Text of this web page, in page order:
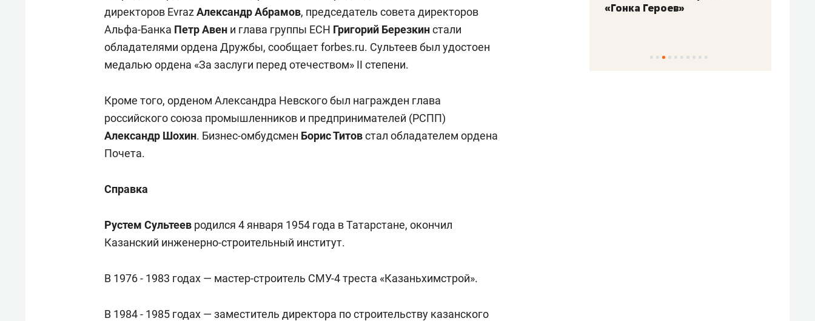
директоров EvrazАлександр Абрамов, председатель совета директоров
Альфа-Банка Петр Авен и глава группы ЕСН Григорий Березкинстали
обладателями ордена Дружбы, сообщает forbes.ru. Сультеев был удостоен
медалью ордена «За заслуги перед отечеством» II степени.
Кроме того, орденом Александра Невского был награжден глава
российского союза промышленников и предпринимателей (РСПП)
Александр Шохин. Бизнес-омбудсмен Борис Титовстал обладателем ордена
Почета.
Справка
Рустем Сультеев родился 4 января 1954 года в Татарстане, окончил
Казанский инженерно-строительный институт.
В 1976 - 1983 годах — мастер-строитель СМУ-4 треста «Казаньхимстрой».
В 1984 - 1985 годах — заместитель директора по строительству казанского
состоянием как основа
антихрупких команд
«Гонка Героев»